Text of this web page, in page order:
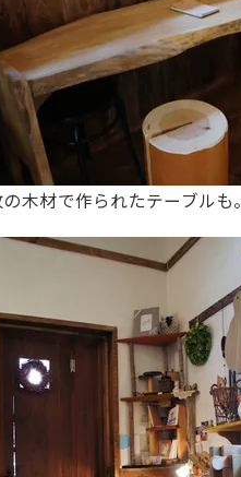
木材で作られたテーブルも。